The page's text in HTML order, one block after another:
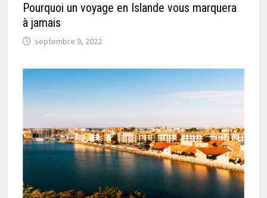
Pourquoi un voyage en Islande vous marquera
à jamais
septembre 9, 2022